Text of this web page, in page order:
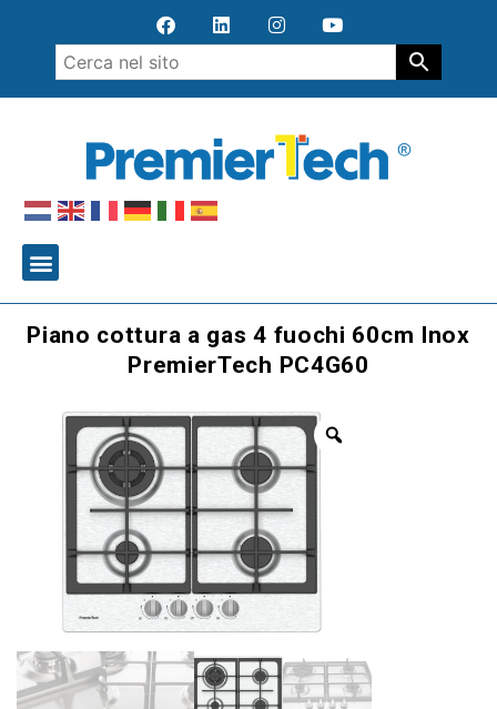
Piano cottura a gas 4 fuochi 60cm Inox
PremierTech PC4G60